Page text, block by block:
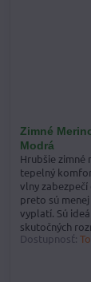
Zimné
Modrá
Hrubšie zimné
tepelný
vlny
preto sú
vyplatí. Sú
skutočných
Dostupnosť: